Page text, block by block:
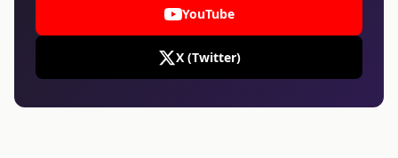
YouTube
X (Twitter)